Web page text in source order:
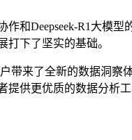
Deepseek-R1大模型
下了坚实的基础。
来了全新的数据洞
供更优质的数据分析工